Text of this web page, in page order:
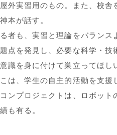
外実習用のもの。また、校舎
本が話す。
者も、実習と理論をバランス
点を発見し、必要な科学・技
識を身に付けて巣立ってほし
は、学生の自主的活動を支援
ンプロジェクトは、ロボット
も有る。